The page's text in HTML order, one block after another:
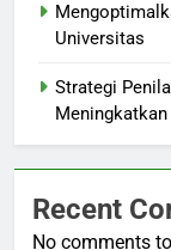
Universitas
Strategi
Recent
No comments